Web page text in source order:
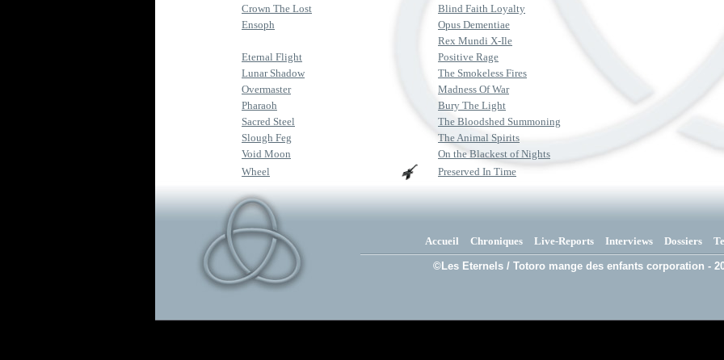
Crown The Lost
Blind Faith Loyalty
Ensoph
Opus Dementiae
Rex Mundi X-Ile
Eternal Flight
Positive Rage
Lunar Shadow
The Smokeless Fires
Overmaster
Madness Of War
Pharaoh
Bury The Light
Sacred Steel
The Bloodshed Summoning
Slough Feg
The Animal Spirits
Void Moon
On the Blackest of Nights
Wheel
Preserved In Time
Accueil Chroniques Live-Reports Interviews Dossiers
©Les Eternels / Totoro mange des enfants corporation -